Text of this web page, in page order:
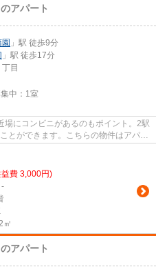
アパート
」駅 徒歩9分
」駅 徒歩17分
丁目
中： 1室
場にコンビニがあるのもポイント。2駅
とができます。こちらの物件はアパー
費 3,000円)
-
㎡
アパート